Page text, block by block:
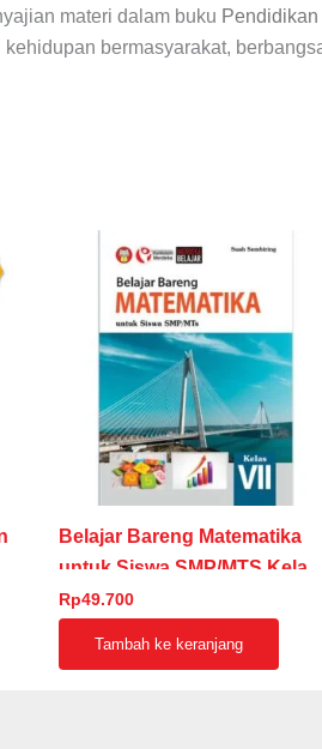
materi dalam buku
bermasyarakat,
Belajar Bareng Matematika
untuk Siswa SMP/MTS Kelas
VII
Rp49.700
Tambah ke keranjang